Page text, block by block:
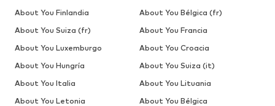
About You Finlandia
About You Bélgica (fr)
About You Suiza (fr)
About You Francia
About You Luxemburgo
About You Croacia
About You Hungría
About You Suiza (it)
About You Italia
About You Lituania
About You Letonia
About You Bélgica